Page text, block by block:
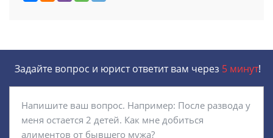
Задайте вопрос и юрист ответит вам через 5 минут!